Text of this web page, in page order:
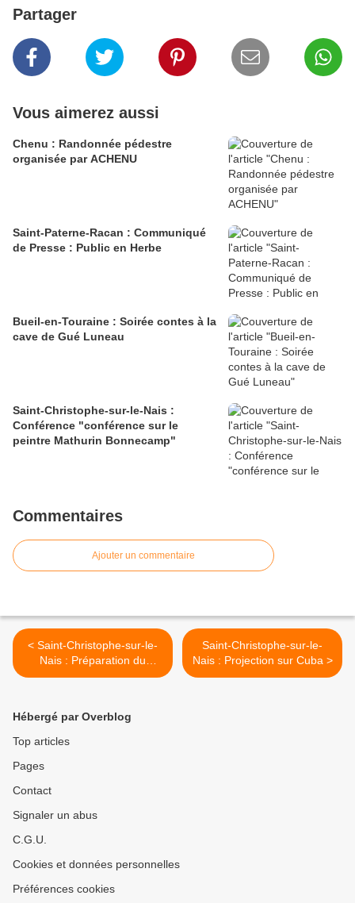
Partager
Vous aimerez aussi
Chenu : Randonnée pédestre
organisée par ACHENU
Saint-Paterne-Racan : Communiqué
de Presse : Public en Herbe
Bueil-en-Touraine : Soirée contes à la
cave de Gué Luneau
Saint-Christophe-sur-le-Nais :
Conférence "conférence sur le
peintre Mathurin Bonnecamp"
Commentaires
Ajouter un commentaire
< Saint-Christophe-sur-le-
Nais : Préparation du
programme culturel 2023
Saint-Christophe-sur-le-
Nais : Projection sur Cuba >
Hébergé par Overblog
Top articles
Pages
Contact
Signaler un abus
C.G.U.
Cookies et données personnelles
Préférences cookies